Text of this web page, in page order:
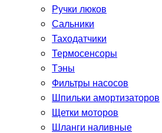
Ручки люков
Сальники
Таходатчики
Термосенсоры
Тэны
Фильтры насосов
Шпильки амортизаторов
Щетки моторов
Шланги наливные